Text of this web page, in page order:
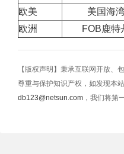
欧美
美国海
欧洲
FOB鹿特
【版权声明】秉承互联网开放
尊重与保护知识产权，如发现本
db123@netsun.com ，我们将第